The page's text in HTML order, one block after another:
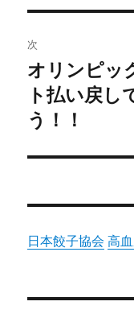
ゲ
ー
シ
ョ
ン
稿:
次
次
の
投
稿:
オリンピッ
ト払い戻し
う！！
日本餃子協会 高